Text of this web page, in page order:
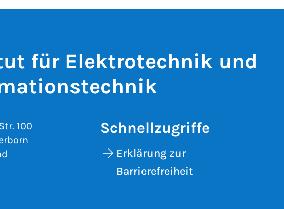
für Elektrotechnik und
100
Schnellzugriffe
Erklärung zur
Barrierefreiheit